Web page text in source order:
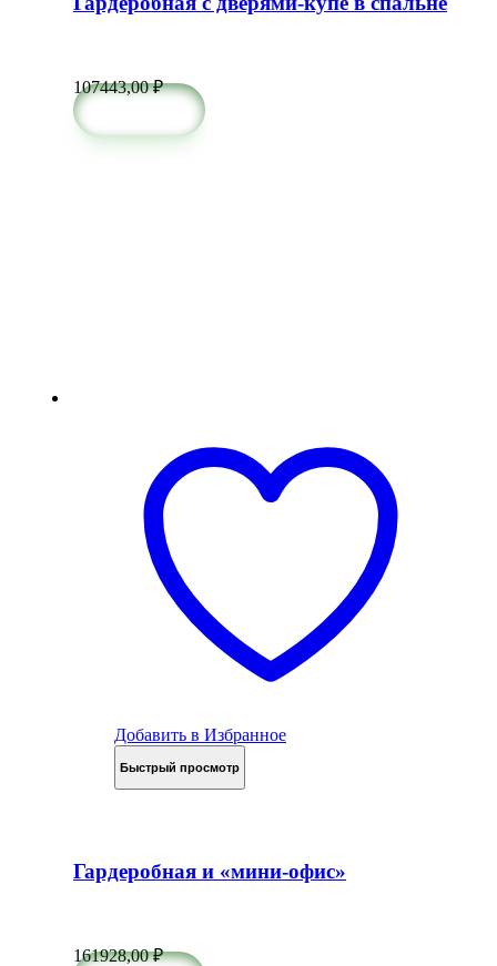
107443,00₽
Добавить в Избранное
Быстрый просмотр
Гардеробная и «мини-офис»
161928,00₽